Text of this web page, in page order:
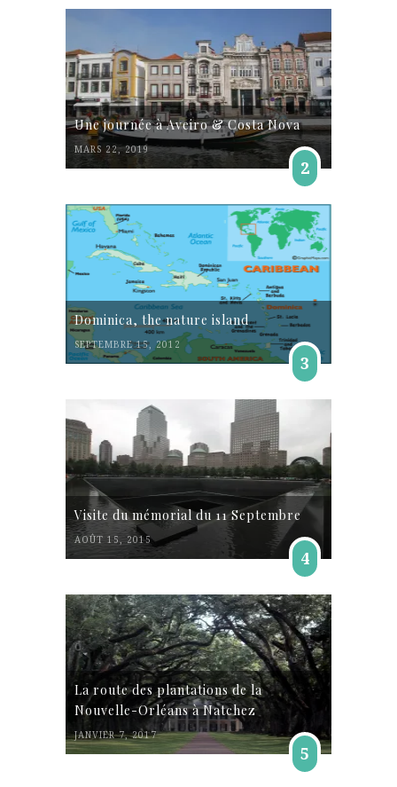
Une journée à Aveiro & Costa Nova
MARS 22, 2019
2
Dominica, the nature island
SEPTEMBRE 15, 2012
3
Visite du mémorial du 11 Septembre
AOÛT 15, 2015
4
La route des plantations de la
Nouvelle-Orléans à Natchez
JANVIER 7, 2017
5